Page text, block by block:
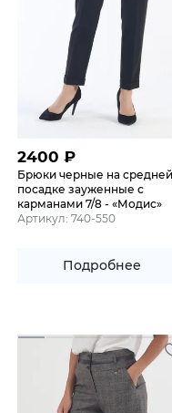
2400 ₽
Брюки черные на средней
посадке зауженные с
карманами 7/8 - «Модис»
Артикул: 740-550
Подробнее